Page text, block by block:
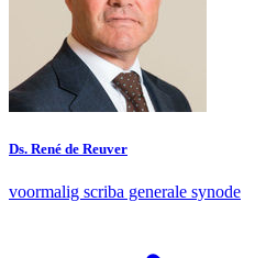
Ds. René de Reuver
voormalig scriba generale synode